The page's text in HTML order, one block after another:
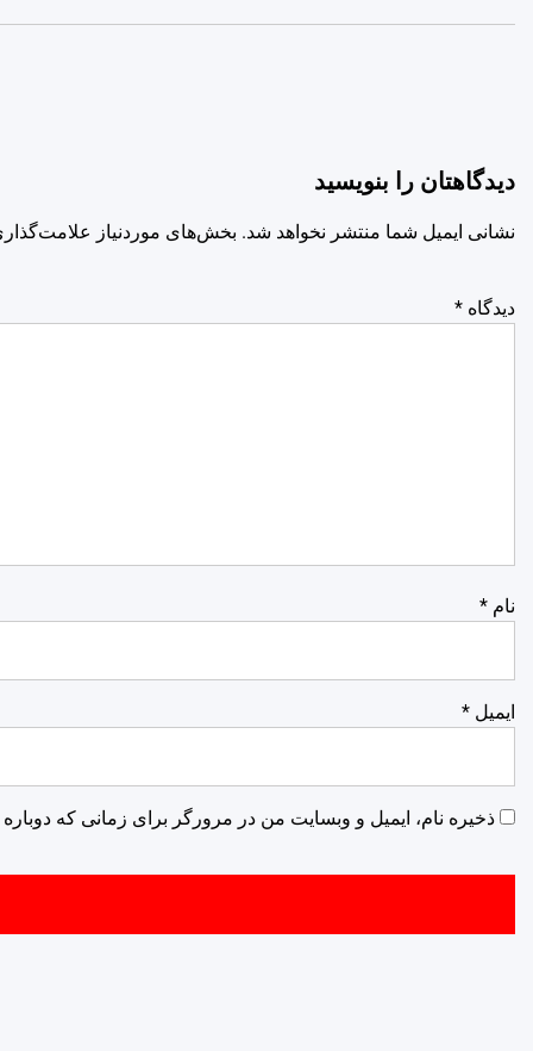
دیدگاهتان را بنویسید
نشانی ایمیل شما منتشر نخواهد شد. بخش‌های موردنیاز
دیدگاه *
نام *
ایمیل *
ذخیره نام، ایمیل و وبسایت من در مرورگر برای زمانی که